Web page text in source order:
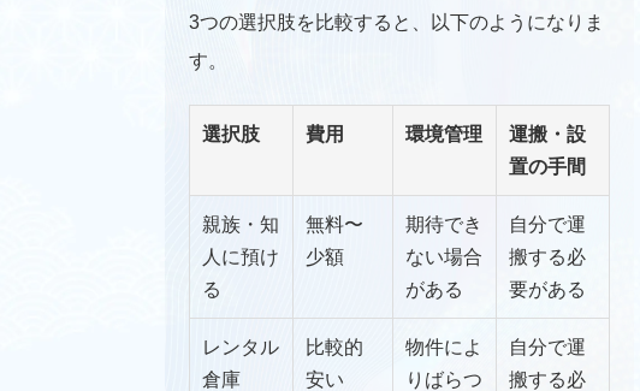
仏壇引っ越し
仏壇処分供養
3つの選択肢を比較すると、以下のようになりま
す。
選択肢 費用 環境管理
運搬・設
置の手間
親族・知
人に預け
る
無料〜
少額
期待でき
ない場合
がある
自分で運
搬する必
要がある
レンタル
倉庫
比較的
安い
物件によ
りばらつ
自分で運
搬する必